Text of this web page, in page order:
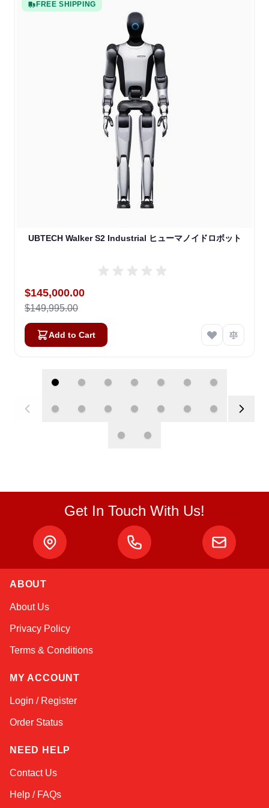
FREE SHIPPING
UBTECH Walker S2 Industrial ヒューマノイドロボット
Special Price
$145,000.00
$149,995.00
Add to Cart
Get In Touch With Us!
ABOUT
About Us
Privacy Policy
Terms & Conditions
MY ACCOUNT
Login / Register
Order Status
NEED HELP
Contact Us
Help / FAQs
Atlas
Online — robotics specialist